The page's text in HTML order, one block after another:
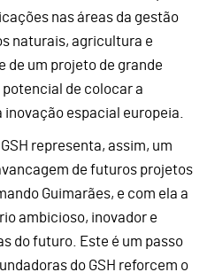
nas áreas da gestão
naturais, agricultura e
de um projeto de grande
de colocar a
espacial europeia.
representa, assim, um
de futuros projetos
Guimarães, e com ela a
ambicioso, inovador e
do futuro. Este é um passo
do GSH reforcem o